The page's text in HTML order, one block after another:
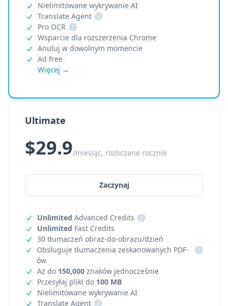
Nielimitowane wykrywanie AI
Translate Agent
i
Pro OCR
i
Wsparcie dla rozszerzenia Chrome
Anuluj w dowolnym momencie
Ad free
Więcej →
Ultimate
$29.9/miesiąc, rozliczane rocznie
Zaczynaj
Unlimited Advanced Credits
i
Unlimited Fast Credits
30 tłumaczeń obraz-do-obrazu/dzień
Obsługuje tłumaczenia zeskanowanych PDF-
ów
i
Aż do 150,000 znaków jednocześnie
Przesyłaj pliki do 100 MB
Nielimitowane wykrywanie AI
Translate Agent
i